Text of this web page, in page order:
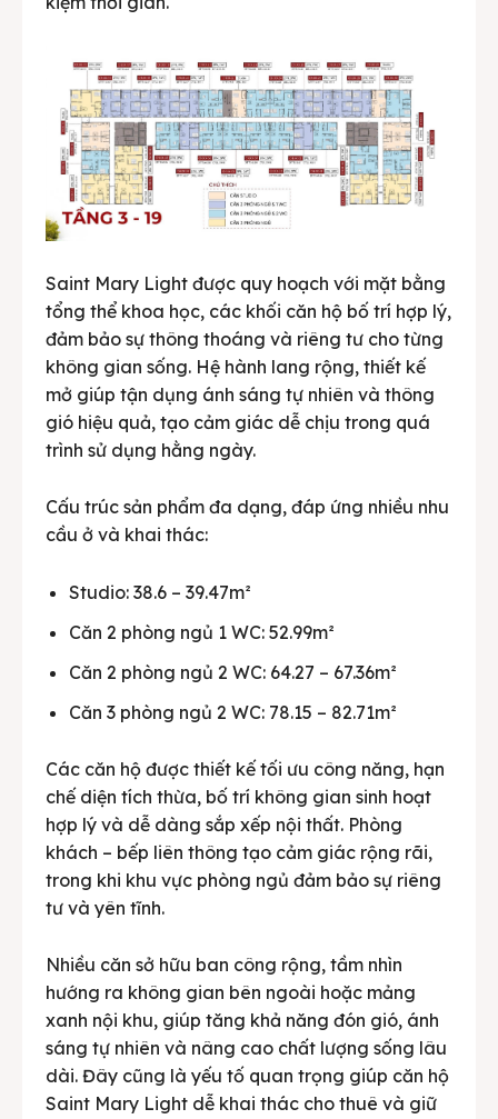
Saint Mary Light được quy hoạch với mặt bằng
tổng thể khoa học, các khối căn hộ bố trí hợp lý,
đảm bảo sự thông thoáng và riêng tư cho từng
không gian sống. Hệ hành lang rộng, thiết kế
mở giúp tận dụng ánh sáng tự nhiên và thông
gió hiệu quả, tạo cảm giác dễ chịu trong quá
trình sử dụng hằng ngày.
Cấu trúc sản phẩm đa dạng, đáp ứng nhiều nhu
cầu ở và khai thác:
Studio: 38.6 – 39.47m²
Căn 2 phòng ngủ 1 WC: 52.99m²
Căn 2 phòng ngủ 2 WC: 64.27 – 67.36m²
Căn 3 phòng ngủ 2 WC: 78.15 – 82.71m²
Các căn hộ được thiết kế tối ưu công năng, hạn
chế diện tích thừa, bố trí không gian sinh hoạt
hợp lý và dễ dàng sắp xếp nội thất. Phòng
khách – bếp liên thông tạo cảm giác rộng rãi,
trong khi khu vực phòng ngủ đảm bảo sự riêng
tư và yên tĩnh.
Nhiều căn sở hữu ban công rộng, tầm nhìn
hướng ra không gian bên ngoài hoặc mảng
xanh nội khu, giúp tăng khả năng đón gió, ánh
sáng tự nhiên và nâng cao chất lượng sống lâu
dài. Đây cũng là yếu tố quan trọng giúp căn hộ
Saint Mary Light dễ khai thác cho thuê và giữ